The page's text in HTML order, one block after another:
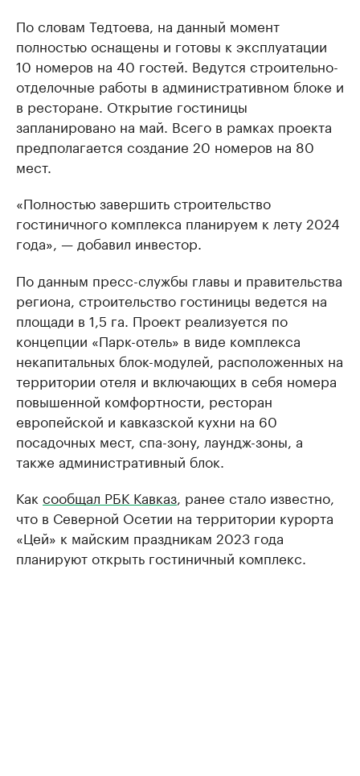
По словам Тедтоева, на данный момент
полностью оснащены и готовы к эксплуатации
10 номеров на 40 гостей. Ведутся строительно-
отделочные работы в административном блоке и
в ресторане. Открытие гостиницы
запланировано на май. Всего в рамках проекта
предполагается создание 20 номеров на 80
мест.
«Полностью завершить строительство
гостиничного комплекса планируем к лету 2024
года», — добавил инвестор.
По данным пресс-службы главы и правительства
региона, строительство гостиницы ведется на
площади в 1,5 га. Проект реализуется по
концепции «Парк-отель» в виде комплекса
некапитальных блок-модулей, расположенных на
территории отеля и включающих в себя номера
повышенной комфортности, ресторан
европейской и кавказской кухни на 60
посадочных мест, спа-зону, лаундж-зоны, а
также административный блок.
Как сообщал РБК Кавказ , ранее стало известно,
что в Северной Осетии на территории курорта
«Цей» к майским праздникам 2023 года
планируют открыть гостиничный комплекс.